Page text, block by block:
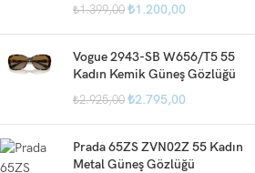
₺1.399,00 ₺1.200,00
Vogue 2943-SB W656/T5 55
Kadın Kemik Güneş Gözlüğü
₺2.925,00 ₺2.795,00
Prada 65ZS ZVN02Z 55 Kadın
Metal Güneş Gözlüğü